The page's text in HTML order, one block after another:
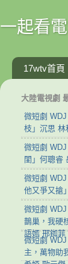
一起看
17wtv首頁
大陸電視劇
微短劇
枝」沉思 林
微短劇
閨」何聰睿
微短劇
他又爭又搶
微短劇
鵲巢，我硬
語嫣 邢銣菲
微短劇
主，萬物助